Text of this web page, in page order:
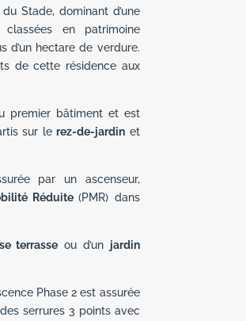
Stade, dominant d’une
en patrimoine
d’un hectare de verdure.
de cette résidence aux
premier bâtiment et est
sur lerez-de-jardin et
par un ascenseur,
Réduite(PMR) dans
terrasse ou d’un jardin
Phase 2 est assurée
serrures 3 points avec